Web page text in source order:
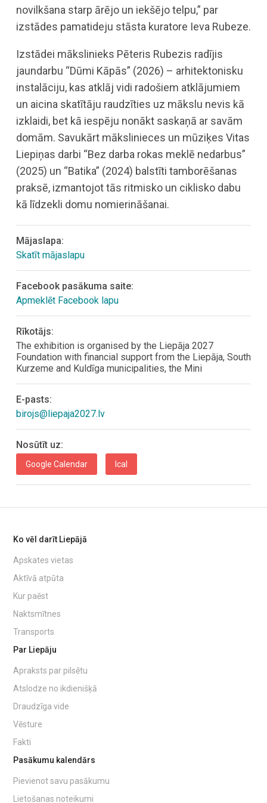
novilkšana starp ārējo un iekšējo telpu,” par
izstādes pamatideju stāsta kuratore Ieva Rubeze.
Izstādei mākslinieks Pēteris Rubezis radījis
jaundarbu “Dūmi Kāpās” (2026) – arhitektonisku
instalāciju, kas atklāj vidi radošiem atklājumiem
un aicina skatītāju raudzīties uz mākslu nevis kā
izklaidi, bet kā iespēju nonākt saskaņā ar savām
domām. Savukārt mākslinieces un mūziķes Vitas
Liepiņas darbi “Bez darba rokas meklē nedarbus”
(2025) un “Batika” (2024) balstīti tamborēšanas
praksē, izmantojot tās ritmisko un ciklisko dabu
kā līdzekli domu nomierināšanai.
Mājaslapa:
Skatīt mājaslapu
Facebook pasākuma saite:
Apmeklēt Facebook lapu
Rīkotājs:
The exhibition is organised by the Liepāja 2027
Foundation with financial support from the Liepāja, South
Kurzeme and Kuldīga municipalities, the Mini
E-pasts:
birojs@liepaja2027.lv
Nosūtīt uz:
Google Calendar Ical
Ko vēl darīt Liepājā
Apskates vietas
Aktīvā atpūta
Kur paēst
Naktsmītnes
Transports
Par Liepāju
Apraksts par pilsētu
Atslodze no ikdienišķā
Draudzīga vide
Vēsture
Fakti
Pasākumu kalendārs
Pievienot savu pasākumu
Lietošanas noteikumi